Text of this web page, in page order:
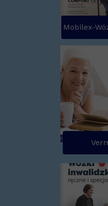
Mobilex-